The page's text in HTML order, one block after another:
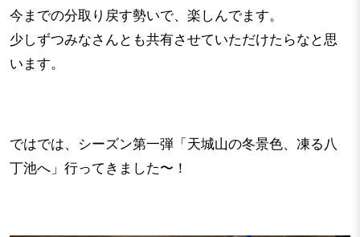
今までの分取り戻す勢いで、楽しんでます。
少しずつみなさんとも共有させていただけたらなと思
います。
ではでは、シーズン第一弾「天城山の冬景色、凍る八
丁池へ」行ってきました〜！